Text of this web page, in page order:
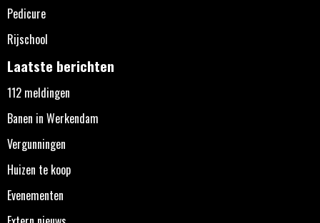
Pedicure
Rijschool
Laatste berichten
112 meldingen
Banen in Werkendam
Vergunningen
Huizen te koop
Evenementen